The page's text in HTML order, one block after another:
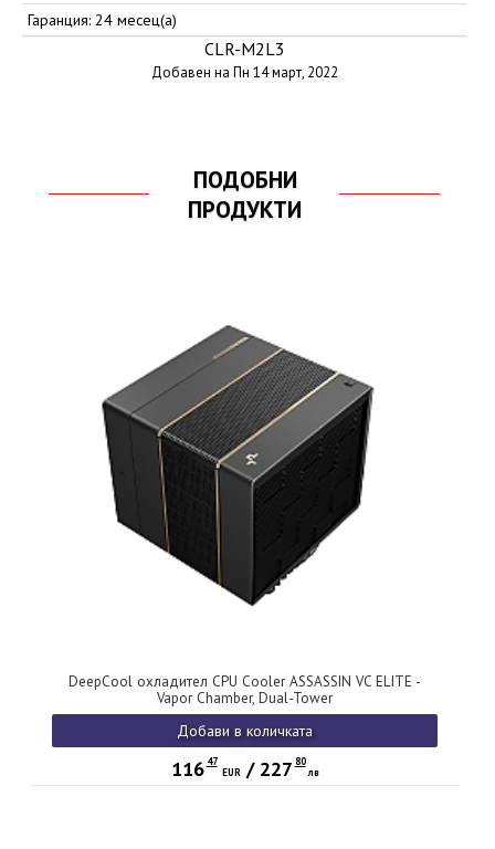
Гаранция: 24 месец(а)
CLR-M2L3
Добавен на Пн 14 март, 2022
ПОДОБНИ
ПРОДУКТИ
DeepCool охладител CPU Cooler ASSASSIN VC ELITE -
Vapor Chamber, Dual-Tower
Добави в количката
116 47
EUR/ 227 80
лв